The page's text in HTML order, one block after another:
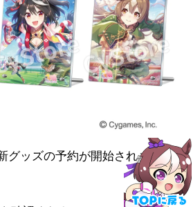
グッズの予約が開始されまし